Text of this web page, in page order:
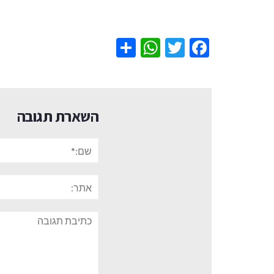
Facebook
Twitter
WhatsApp
השארת תגובה
תגובה